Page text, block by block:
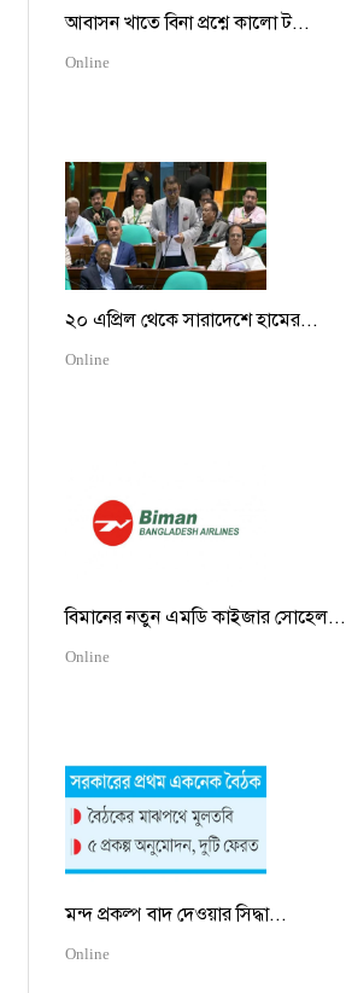
আবাসন খাতে বিনা প্রশ্নে কালো ট...
Online
২০ এপ্রিল থেকে সারাদেশে হামের...
Online
বিমানের নতুন এমডি কাইজার সোহেল...
Online
মন্দ প্রকল্প বাদ দেওয়ার সিদ্ধা...
Online